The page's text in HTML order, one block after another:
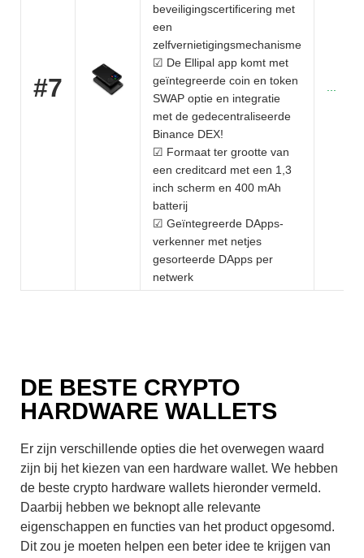
#7
beveiligingscertificering met
een
zelfvernietigingsmechanisme
☑ De Ellipal app komt met
geïntegreerde coin en token
SWAP optie en integratie
met de gedecentraliseerde
Binance DEX!
☑ Formaat ter grootte van
een creditcard met een 1,3
inch scherm en 400 mAh
batterij
☑ Geïntegreerde DApps-
verkenner met netjes
gesorteerde DApps per
netwerk
DE BESTE CRYPTO
HARDWARE WALLETS
Er zijn verschillende opties die het overwegen waard
zijn bij het kiezen van een hardware wallet. We hebben
de beste crypto hardware wallets hieronder vermeld.
Daarbij hebben we beknopt alle relevante
eigenschappen en functies van het product opgesomd.
Dit zou je moeten helpen een beter idee te krijgen van